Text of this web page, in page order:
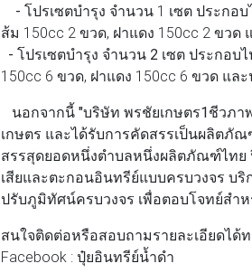
- โปรเซตบำรุง จำนวน 1 เซต ประกอ
ส้ม 150cc 2 ขวด, ฝาแดง 150cc 2 ขวด
- โปรเซตบำรุง จำนวน 2 เซต ประกอบไ
150cc 6 ขวด, ฝาแดง 150cc 6 ขวด แล
นอกจากนี้ "บริษัท พรชัยเกษตร1ชีวภา
เกษตร และได้รับการคัดสรรเป็นผลิตภั
สรรสุดยอดหนึ่งตำบลหนึ่งผลิตภัณฑ์ไทย ปี
เสียและตะกอนอินทรีย์แบบครบวงจร บ
ปรับภูมิทัศน์ครบวงจร เพื่อตอบโจทย์สำ
สนใจติดต่อหรือสอบถามรายละเอียดได้ท
Facebook : ปุ๋ยอินทรีย์น้ำดำ